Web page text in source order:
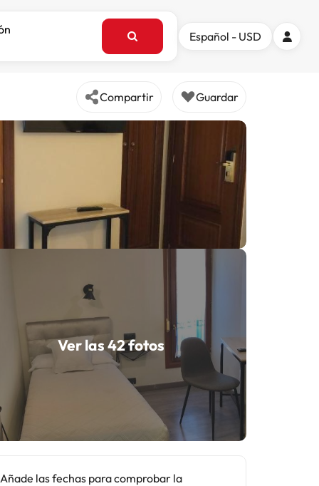
Español - USD
Compartir Guardar
Ver las 42 fotos
Añade las fechas para comprobar la